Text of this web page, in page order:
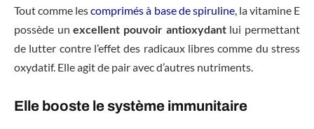
Tout comme lescomprimés à base de spiruline, la vitamine E
possède unexcellent pouvoir antioxydantlui permettant
de lutter contre l’effet des radicaux libres comme du stress
oxydatif. Elle agit de pair avec d’autres nutriments.
Elle booste le système immunitaire